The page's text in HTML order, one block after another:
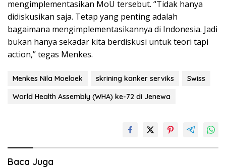
mengimplementasikan MoU tersebut. “Tidak hanya
didiskusikan saja. Tetap yang penting adalah
bagaimana mengimplementasikannya di Indonesia. Jadi
bukan hanya sekadar kita berdiskusi untuk teori tapi
action,” tegas Menkes.
Menkes Nila Moeloek skrining kanker serviks
Swiss
World Health Assembly (WHA) ke-72 di Jenewa
Baca Juga